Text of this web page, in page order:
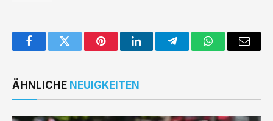
FacebookTwitter PinterestLinkedInTelegramWhatsAppEmail
ÄHNLICHE NEUIGKEITEN